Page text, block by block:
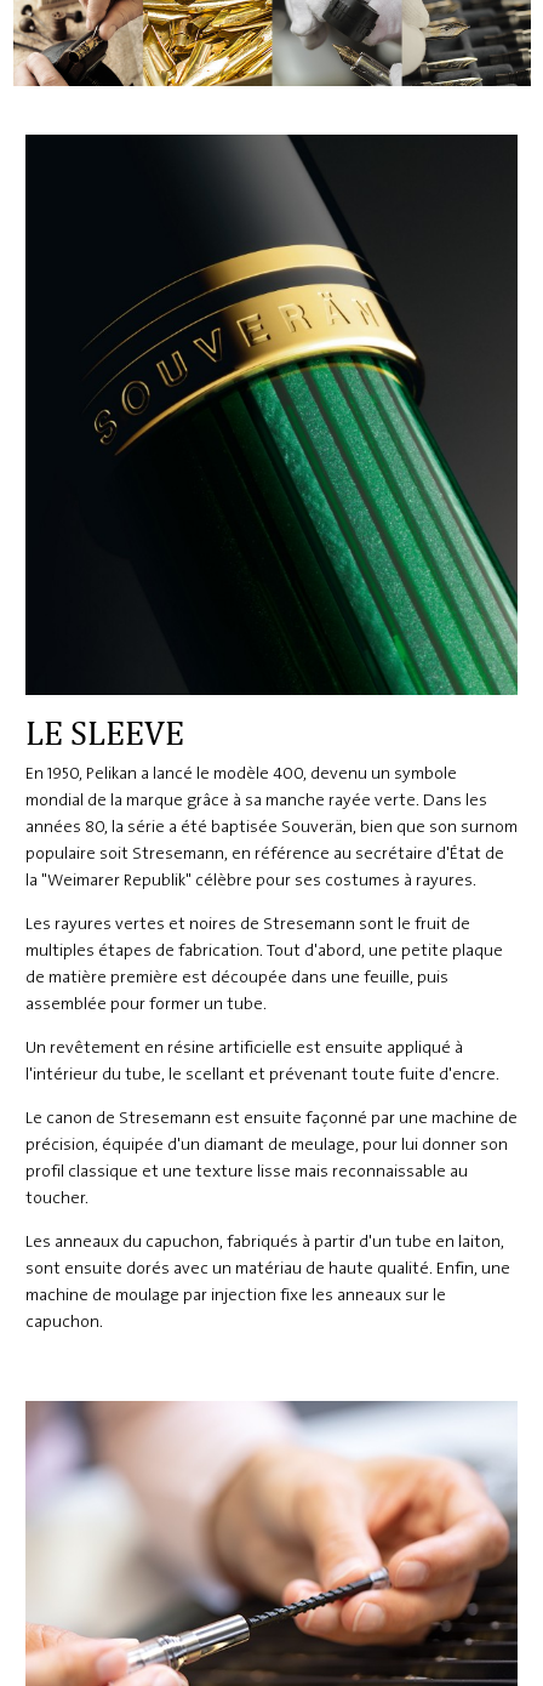
LE SLEEVE
En 1950, Pelikan a lancé le modèle 400, devenu un symbole
mondial de la marque grâce à sa manche rayée verte. Dans les
années 80, la série a été baptisée Souverän, bien que son surnom
populaire soit Stresemann, en référence au secrétaire d'État de
la "Weimarer Republik" célèbre pour ses costumes à rayures.
Les rayures vertes et noires de Stresemann sont le fruit de
multiples étapes de fabrication. Tout d'abord, une petite plaque
de matière première est découpée dans une feuille, puis
assemblée pour former un tube.
Un revêtement en résine artificielle est ensuite appliqué à
l'intérieur du tube, le scellant et prévenant toute fuite d'encre.
Le canon de Stresemann est ensuite façonné par une machine de
précision, équipée d'un diamant de meulage, pour lui donner son
profil classique et une texture lisse mais reconnaissable au
toucher.
Les anneaux du capuchon, fabriqués à partir d'un tube en laiton,
sont ensuite dorés avec un matériau de haute qualité. Enfin, une
machine de moulage par injection fixe les anneaux sur le
capuchon.